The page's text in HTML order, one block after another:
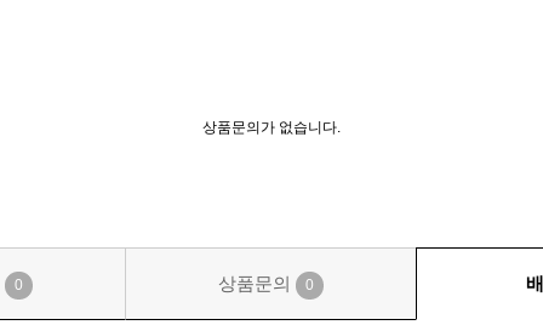
상품문의가 없습니다.
0 상품문의 0